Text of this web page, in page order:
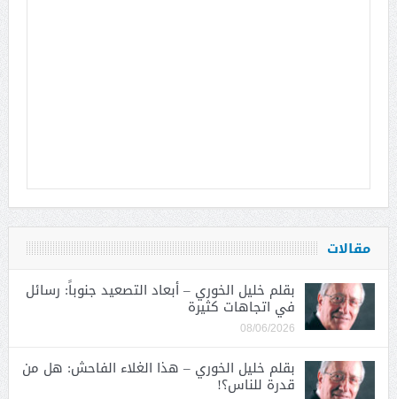
مقالات
بقلم خليل الخوري – أبعاد التصعيد جنوباً: رسائل
في اتجاهات كثيرة
08/06/2026
بقلم خليل الخوري – هذا الغلاء الفاحش: هل من
قدرة للناس؟!